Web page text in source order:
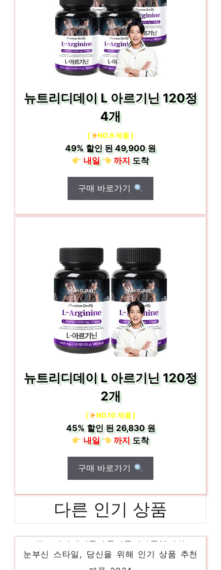
뉴트리디데이 L 아르기닌 120정
4개
[ NO.9 제품 ]
49%할인 된49,900 원
내일
까지도착
구매 바로가기
뉴트리디데이 L 아르기닌 120정
2개
[ NO.10 제품 ]
45%할인 된26,830 원
내일
까지도착
구매 바로가기
다른 인기 상품